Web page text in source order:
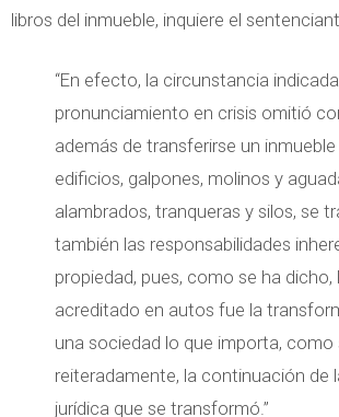
libros del inmueble, inquiere el
“En efecto, la circunstancia
pronunciamiento en crisis omitió
además de transferirse un
edificios, galpones, molinos y
alambrados, tranqueras y silos, se
también las responsabilidades
propiedad, pues, como se ha dicho,
acreditado en autos fue la
una sociedad lo que importa, como
reiteradamente, la continuación de
jurídica que se transformó.”